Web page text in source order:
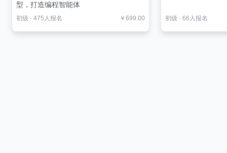
型，打造编程智能体
初级 · 475人报名 ￥699.00 初级 · 66人报名